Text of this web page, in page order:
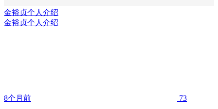
金裕贞个人介绍
金裕贞个人介绍
8个月前 73